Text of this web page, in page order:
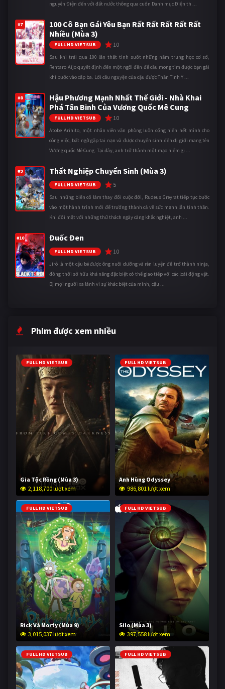
nguyên Điện đến với đất nước thông qua cuốn Danh mục Điện th ...
#7
100 Cô Bạn Gái Yêu Bạn Rất Rất Rất Rất Rất
Nhiều (Mùa 3)
FULL HD VIETSUB 10
Sau khi trải qua 100 lần thất tình suốt những năm trung học cơ sở,
Rentaro Aijo quyết định đến một ngôi đền để cầu mong tìm được bạn gái
khi bước vào cấp ba. Lời cầu nguyện của cậu được Thần Tình Y ...
#8
Hậu Phương Mạnh Nhất Thế Giới - Nhà Khai
Phá Tân Binh Của Vương Quốc Mê Cung
FULL HD VIETSUB 10
Atobe Arihito, một nhân viên văn phòng luôn cống hiến hết mình cho
công việc, bất ngờ gặp tai nạn và được chuyển sinh đến dị giới mang tên
Vương quốc Mê Cung. Tại đây, anh trở thành một mạo hiểm gi ...
#9 Thất Nghiệp Chuyển Sinh (Mùa 3)
FULL HD VIETSUB 5
Sau những biến cố làm thay đổi cuộc đời, Rudeus Greyrat tiếp tục bước
vào một hành trình mới để trưởng thành cả về sức mạnh lẫn tinh thần.
Khi đối mặt với những thử thách ngày càng khắc nghiệt, anh ...
#10 Đuốc Đen
FULL HD VIETSUB 10
Jirô là một cậu bé được ông nuôi dưỡng và rèn luyện để trở thành ninja,
đồng thời sở hữu khả năng đặc biệt có thể giao tiếp với các loài động vật.
Bị mọi người xa lánh vì sự khác biệt của mình, cậu ...
Phim được xem nhiều
FULL HD VIETSUB
Gia Tộc Rồng (Mùa 3)
2,118,700 lượt xem
FULL HD VIETSUB
Anh Hùng Odyssey
986,801 lượt xem
FULL HD VIETSUB
Rick Và Morty (Mùa 9)
3,015,037 lượt xem
FULL HD VIETSUB
Silo (Mùa 3)
397,558 lượt xem
FULL HD VIETSUB FULL HD VIETSUB